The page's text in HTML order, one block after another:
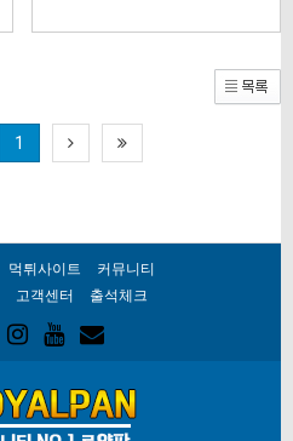
1
먹튀사이트
커뮤니티
고객센터 출석체크